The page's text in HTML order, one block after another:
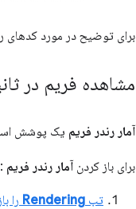
برای توضیح در مورد کدهای
مشاهده فریم در
آمار رندر فریم یک پوشش
برای باز کردن آمار رندر فریم :
تب Rendering را